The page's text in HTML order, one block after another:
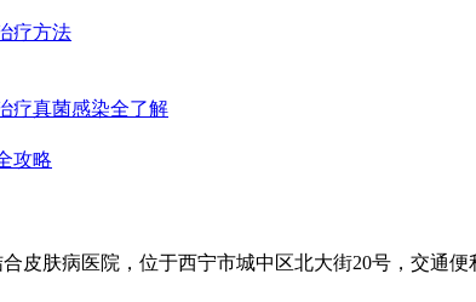
疗方法
疗真菌感染全了解
攻略
皮肤病医院，位于西宁市城中区北大街20号，交通便